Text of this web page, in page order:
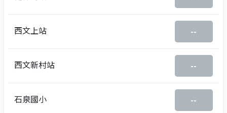
西文上站 --
西文新村站 --
石泉國小 --